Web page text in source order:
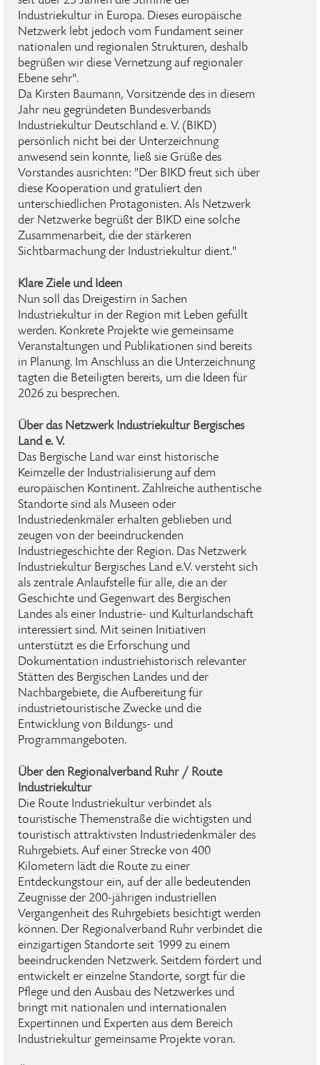
Industriekultur in Europa. Dieses europäische
Netzwerk lebt jedoch vom Fundament seiner
nationalen und regionalen Strukturen, deshalb
begrüßen wir diese Vernetzung auf regionaler
Ebene sehr".
Da Kirsten Baumann, Vorsitzende des in diesem
Jahr neu gegründeten Bundesverbands
Industriekultur Deutschland e. V. (BIKD)
persönlich nicht bei der Unterzeichnung
anwesend sein konnte, ließ sie Grüße des
Vorstandes ausrichten: "Der BIKD freut sich über
diese Kooperation und gratuliert den
unterschiedlichen Protagonisten. Als Netzwerk
der Netzwerke begrüßt der BIKD eine solche
Zusammenarbeit, die der stärkeren
Sichtbarmachung der Industriekultur dient."
Klare Ziele und Ideen
Nun soll das Dreigestirn in Sachen
Industriekultur in der Region mit Leben gefüllt
werden. Konkrete Projekte wie gemeinsame
Veranstaltungen und Publikationen sind bereits
in Planung. Im Anschluss an die Unterzeichnung
tagten die Beteiligten bereits, um die Ideen für
2026 zu besprechen.
Über das Netzwerk Industriekultur Bergisches
Land e. V.
Das Bergische Land war einst historische
Keimzelle der Industrialisierung auf dem
europäischen Kontinent. Zahlreiche authentische
Standorte sind als Museen oder
Industriedenkmäler erhalten geblieben und
zeugen von der beeindruckenden
Industriegeschichte der Region. Das Netzwerk
Industriekultur Bergisches Land e.V. versteht sich
als zentrale Anlaufstelle für alle, die an der
Geschichte und Gegenwart des Bergischen
Landes als einer Industrie- und Kulturlandschaft
interessiert sind. Mit seinen Initiativen
unterstützt es die Erforschung und
Dokumentation industriehistorisch relevanter
Stätten des Bergischen Landes und der
Nachbargebiete, die Aufbereitung für
industrietouristische Zwecke und die
Entwicklung von Bildungs- und
Programmangeboten.
Über den Regionalverband Ruhr / Route
Industriekultur
Die Route Industriekultur verbindet als
touristische Themenstraße die wichtigsten und
touristisch attraktivsten Industriedenkmäler des
Ruhrgebiets. Auf einer Strecke von 400
Kilometern lädt die Route zu einer
Entdeckungstour ein, auf der alle bedeutenden
Zeugnisse der 200-jährigen industriellen
Vergangenheit des Ruhrgebiets besichtigt werden
können. Der Regionalverband Ruhr verbindet die
einzigartigen Standorte seit 1999 zu einem
beeindruckenden Netzwerk. Seitdem fördert und
entwickelt er einzelne Standorte, sorgt für die
Pflege und den Ausbau des Netzwerkes und
bringt mit nationalen und internationalen
Expertinnen und Experten aus dem Bereich
Industriekultur gemeinsame Projekte voran.